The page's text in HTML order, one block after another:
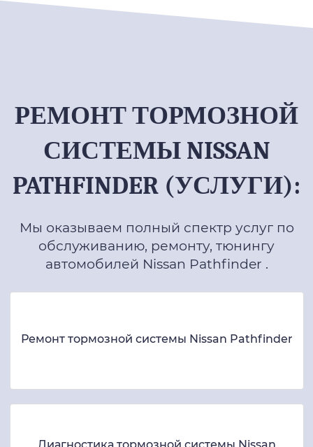
РЕМОНТ ТОРМОЗНОЙ
СИСТЕМЫ NISSAN
PATHFINDER (УСЛУГИ):
Мы оказываем полный спектр услуг по
обслуживанию, ремонту, тюнингу
автомобилей Nissan Pathfinder .
Ремонт тормозной системы Nissan Pathfinder